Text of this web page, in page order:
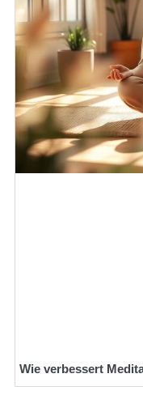
Wie verbessert